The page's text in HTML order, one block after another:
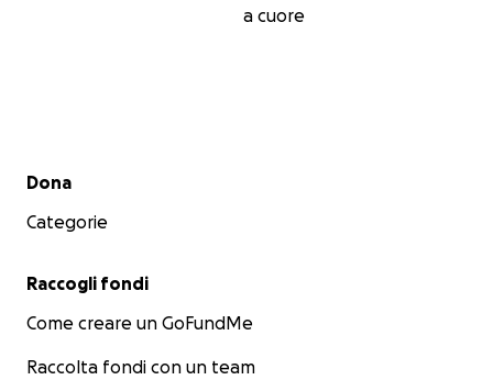
a cuore
Menu secondario
Dona
Categorie
Raccogli fondi
Come creare un GoFundMe
Raccolta fondi con un team